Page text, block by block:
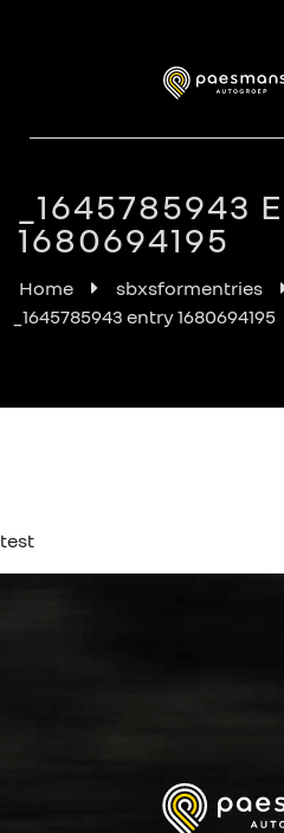
_1645785943
1680694195
Home
sbxsformentries
_1645785943 entry 1680694195
test